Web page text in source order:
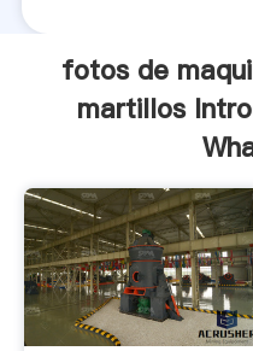
fotos de
martillos